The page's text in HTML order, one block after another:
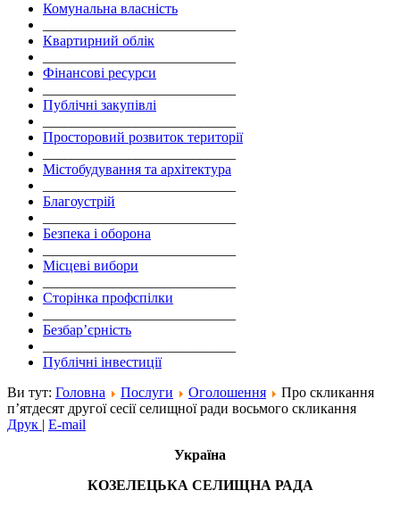
Комунальна власність
Квартирний облік
Фінансові ресурси
Публічні закупівлі
Просторовий розвиток території
Містобудування та архітектура
Благоустрій
Безпека і оборона
Місцеві вибори
Сторінка профспілки
Безбар’єрність
Публічні інвестиції
Ви тут: Головна Послуги Оголошення
Про скликання
п’ятдесят другої сесії селищної ради восьмого скликання
Друк | E-mail
Україна
КОЗЕЛЕЦЬКА СЕЛИЩНА РАДА